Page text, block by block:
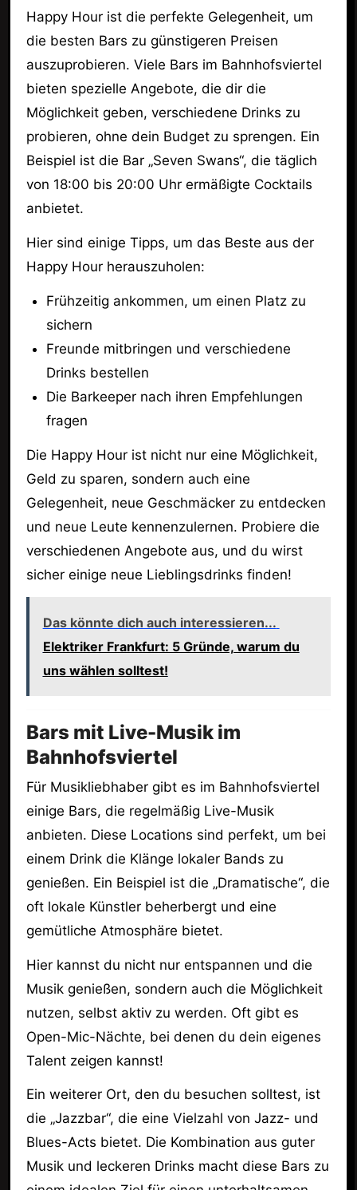
Happy Hour ist die perfekte Gelegenheit, um
die besten Bars zu günstigeren Preisen
auszuprobieren. Viele Bars im Bahnhofsviertel
bieten spezielle Angebote, die dir die
Möglichkeit geben, verschiedene Drinks zu
probieren, ohne dein Budget zu sprengen. Ein
Beispiel ist die Bar „Seven Swans“, die täglich
von 18:00 bis 20:00 Uhr ermäßigte Cocktails
anbietet.
Hier sind einige Tipps, um das Beste aus der
Happy Hour herauszuholen:
Frühzeitig ankommen, um einen Platz zu
sichern
Freunde mitbringen und verschiedene
Drinks bestellen
Die Barkeeper nach ihren Empfehlungen
fragen
Die Happy Hour ist nicht nur eine Möglichkeit,
Geld zu sparen, sondern auch eine
Gelegenheit, neue Geschmäcker zu entdecken
und neue Leute kennenzulernen. Probiere die
verschiedenen Angebote aus, und du wirst
sicher einige neue Lieblingsdrinks finden!
Das könnte dich auch interessieren...
Elektriker Frankfurt: 5 Gründe, warum du
uns wählen solltest!
Bars mit Live-Musik im
Bahnhofsviertel
Für Musikliebhaber gibt es im Bahnhofsviertel
einige Bars, die regelmäßig Live-Musik
anbieten. Diese Locations sind perfekt, um bei
einem Drink die Klänge lokaler Bands zu
genießen. Ein Beispiel ist die „Dramatische“, die
oft lokale Künstler beherbergt und eine
gemütliche Atmosphäre bietet.
Hier kannst du nicht nur entspannen und die
Musik genießen, sondern auch die Möglichkeit
nutzen, selbst aktiv zu werden. Oft gibt es
Open-Mic-Nächte, bei denen du dein eigenes
Talent zeigen kannst!
Ein weiterer Ort, den du besuchen solltest, ist
die „Jazzbar“, die eine Vielzahl von Jazz- und
Blues-Acts bietet. Die Kombination aus guter
Musik und leckeren Drinks macht diese Bars zu